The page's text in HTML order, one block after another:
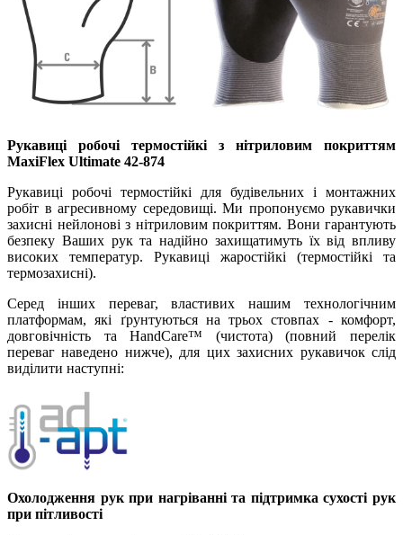
Рукавиці робочі термостійкі з нітриловим покриттям
MaxiFlex Ultimate 42-874
Рукавиці робочі термостійкі для будівельних і монтажних
робіт в агресивному середовищі. Ми пропонуємо рукавички
захисні нейлонові з нітриловим покриттям. Вони гарантують
безпеку Ваших рук та надійно захищатимуть їх від впливу
високих температур. Рукавиці жаростійкі (термостійкі та
термозахисні).
Серед інших переваг, властивих нашим технологічним
платформам, які ґрунтуються на трьох стовпах - комфорт,
довговічність та HandCare™ (чистота) (повний перелік
переваг наведено нижче), для цих захисних рукавичок слід
виділити наступні:
Охолодження рук при нагріванні та підтримка сухості рук
при пітливості